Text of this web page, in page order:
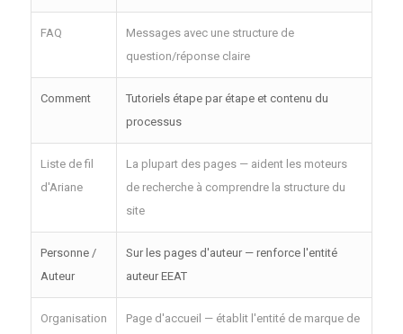
FAQ
Messages avec une structure de
question/réponse claire
Comment
Tutoriels étape par étape et contenu du
processus
Liste de fil
d'Ariane
La plupart des pages — aident les moteurs
de recherche à comprendre la structure du
site
Personne /
Auteur
Sur les pages d'auteur — renforce l'entité
auteur EEAT
Organisation
Page d'accueil — établit l'entité de marque de